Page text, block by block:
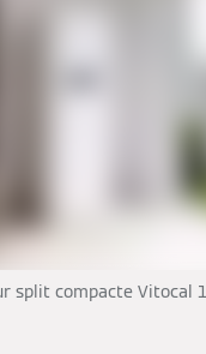
split compacte Vitocal